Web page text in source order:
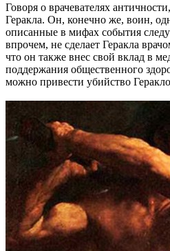
Говоря о врачевателях
Геракла. Он, конечно же, воин,
описанные в мифах события
впрочем, не сделает Геракла
что он также внес свой вклад в
поддержания общественного
можно привести убийство